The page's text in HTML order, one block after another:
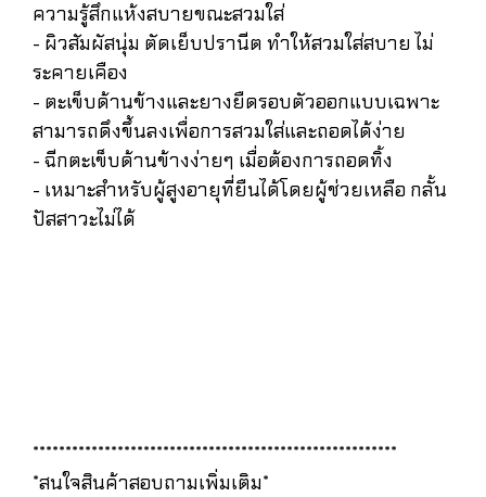
ความรู้สึกแห้งสบายขณะสวมใส่
- ผิวสัมผัสนุ่ม ตัดเย็บปรานีต ทำให้สวมใส่สบาย ไม่
ระคายเคือง
- ตะเข็บด้านข้างและยางยืดรอบตัวออกแบบเฉพาะ
สามารถดึงขึ้นลงเพื่อการสวมใส่และถอดได้ง่าย
- ฉีกตะเข็บด้านข้างง่ายๆ เมื่อต้องการถอดทิ้ง
- เหมาะสำหรับผู้สูงอายุที่ยืนได้โดยผู้ช่วยเหลือ กลั้น
ปัสสาวะไม่ได้
********************************************************
*สนใจสินค้าสอบถามเพิ่มเติม*